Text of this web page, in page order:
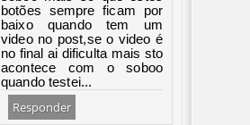
botões sempre ficam por
baixo quando tem um
video no post,se o video é
no final ai dificulta mais sto
acontece com o soboo
quando testei...
Responder